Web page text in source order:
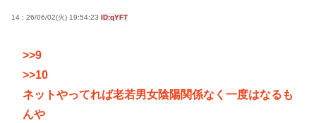
14 : 26/06/02(火) 19:54:23 ID:qYFT
>>9
>>10
ネットやってれば老若男女陰陽関係なく一度はなるも
んや